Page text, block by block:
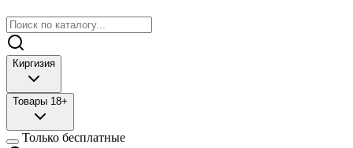
Киргизия
Товары 18+
Только бесплатные